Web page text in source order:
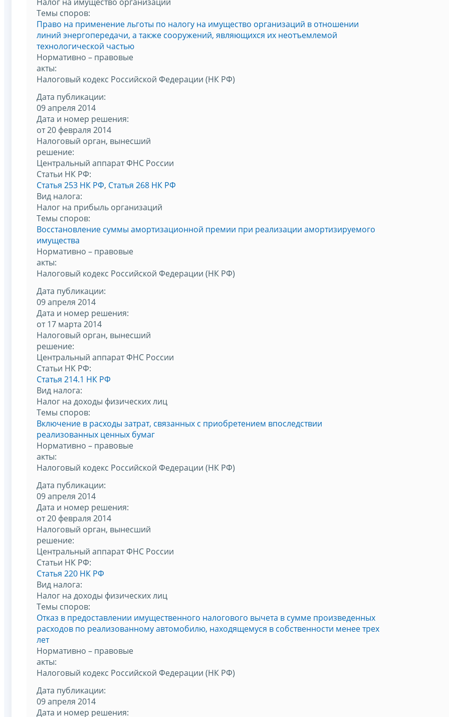
Темы споров:
Право на применение льготы по налогу на имущество организаций в отношении
линий энергопередачи, а также сооружений, являющихся их неотъемлемой
технологической частью
Нормативно – правовые
акты:
Налоговый кодекс Российской Федерации (НК РФ)
Дата публикации:
09 апреля 2014
Дата и номер решения:
от 20 февраля 2014
Налоговый орган, вынесший
решение:
Центральный аппарат ФНС России
Статьи НК РФ:
Статья 253 НК РФ, Статья 268 НК РФ
Вид налога:
Налог на прибыль организаций
Темы споров:
Восстановление суммы амортизационной премии при реализации амортизируемого
имущества
Нормативно – правовые
акты:
Налоговый кодекс Российской Федерации (НК РФ)
Дата публикации:
09 апреля 2014
Дата и номер решения:
от 17 марта 2014
Налоговый орган, вынесший
решение:
Центральный аппарат ФНС России
Статьи НК РФ:
Статья 214.1 НК РФ
Вид налога:
Налог на доходы физических лиц
Темы споров:
Включение в расходы затрат, связанных с приобретением впоследствии
реализованных ценных бумаг
Нормативно – правовые
акты:
Налоговый кодекс Российской Федерации (НК РФ)
Дата публикации:
09 апреля 2014
Дата и номер решения:
от 20 февраля 2014
Налоговый орган, вынесший
решение:
Центральный аппарат ФНС России
Статьи НК РФ:
Статья 220 НК РФ
Вид налога:
Налог на доходы физических лиц
Темы споров:
Отказ в предоставлении имущественного налогового вычета в сумме произведенных
расходов по реализованному автомобилю, находящемуся в собственности менее трех
лет
Нормативно – правовые
акты:
Налоговый кодекс Российской Федерации (НК РФ)
Дата публикации:
09 апреля 2014
Дата и номер решения: